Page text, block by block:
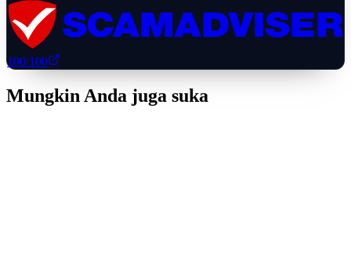
100/100
Mungkin Anda juga suka